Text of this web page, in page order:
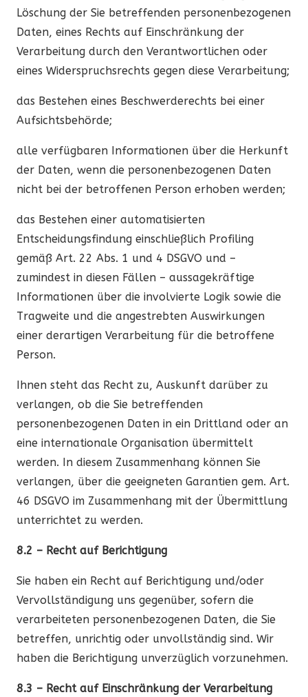
Löschung der Sie betreffenden personenbezogenen
Daten, eines Rechts auf Einschränkung der
Verarbeitung durch den Verantwortlichen oder
eines Widerspruchsrechts gegen diese Verarbeitung;
das Bestehen eines Beschwerderechts bei einer
Aufsichtsbehörde;
alle verfügbaren Informationen über die Herkunft
der Daten, wenn die personenbezogenen Daten
nicht bei der betroffenen Person erhoben werden;
das Bestehen einer automatisierten
Entscheidungsfindung einschließlich Profiling
gemäß Art. 22 Abs. 1 und 4 DSGVO und –
zumindest in diesen Fällen – aussagekräftige
Informationen über die involvierte Logik sowie die
Tragweite und die angestrebten Auswirkungen
einer derartigen Verarbeitung für die betroffene
Person.
Ihnen steht das Recht zu, Auskunft darüber zu
verlangen, ob die Sie betreffenden
personenbezogenen Daten in ein Drittland oder an
eine internationale Organisation übermittelt
werden. In diesem Zusammenhang können Sie
verlangen, über die geeigneten Garantien gem. Art.
46 DSGVO im Zusammenhang mit der Übermittlung
unterrichtet zu werden.
8.2 – Recht auf Berichtigung
Sie haben ein Recht auf Berichtigung und/oder
Vervollständigung uns gegenüber, sofern die
verarbeiteten personenbezogenen Daten, die Sie
betreffen, unrichtig oder unvollständig sind. Wir
haben die Berichtigung unverzüglich vorzunehmen.
8.3 – Recht auf Einschränkung der Verarbeitung